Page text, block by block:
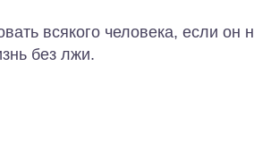
всякого человека, если он
без лжи.